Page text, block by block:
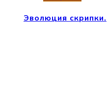
Эволюция скрипки.